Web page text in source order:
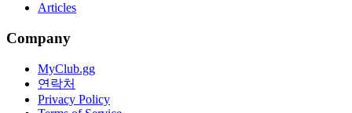
Articles
Company
MyClub.gg
연락처
Privacy Policy